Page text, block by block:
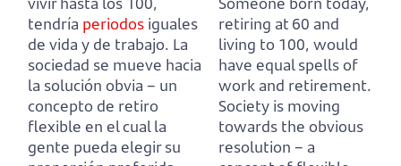
tendría periodos iguales
de vida y de trabajo. La
sociedad se mueve hacia
la solución obvia – un
concepto de retiro
flexible en el cual la
gente pueda elegir su
retiring at 60 and
living to 100, would
have equal spells of
work and retirement.
Society is moving
towards the obvious
resolution – a